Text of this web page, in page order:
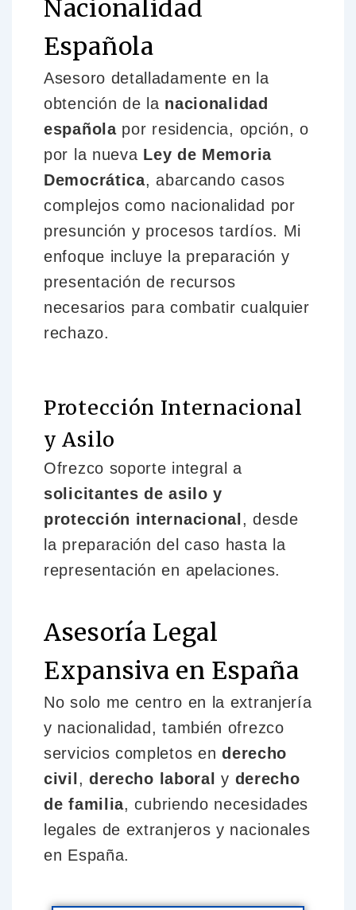
Nacionalidad
Española
Asesoro detalladamente en la
obtención de la nacionalidad
españolapor residencia, opción, o
por la nueva Ley de Memoria
Democrática, abarcando casos
complejos como nacionalidad por
presunción y procesos tardíos. Mi
enfoque incluye la preparación y
presentación de recursos
necesarios para combatir cualquier
rechazo.
Protección Internacional
y Asilo
Ofrezco soporte integral a
solicitantes de asilo y
protección internacional , desde
la preparación del caso hasta la
representación en apelaciones.
Asesoría Legal
Expansiva en España
No solo me centro en la extranjería
y nacionalidad, también ofrezco
servicios completos enderecho
civil , derecho laboral y derecho
de familia, cubriendo necesidades
legales de extranjeros y nacionales
en España.